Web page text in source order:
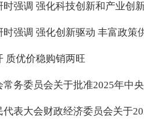
强调 强化科技创新和产业创
强调 强化创新驱动 丰富政策
质优价稳购销两旺
务委员会关于批准2025年中
表大会财政经济委员会关于